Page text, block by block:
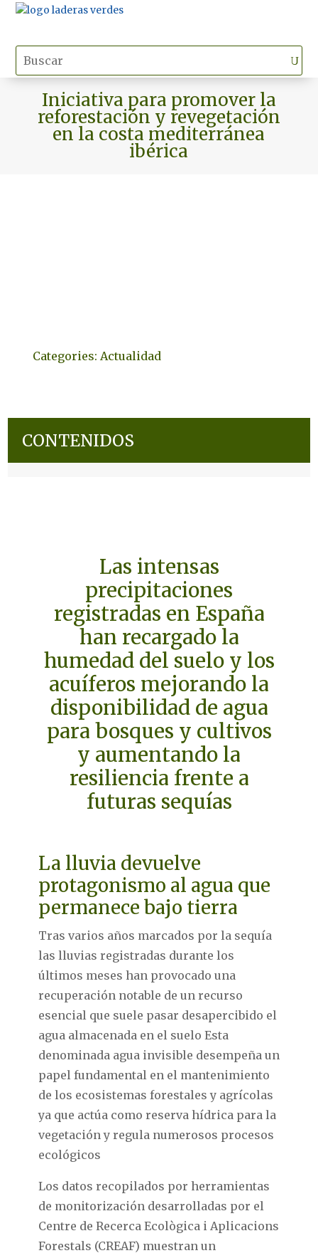
Iniciativa para promover la
reforestación y revegetación
en la costa mediterránea
ibérica
Categories:Actualidad
CONTENIDOS
Las intensas
precipitaciones
registradas en España
han recargado la
humedad del suelo y los
acuíferos mejorando la
disponibilidad de agua
para bosques y cultivos
y aumentando la
resiliencia frente a
futuras sequías
La lluvia devuelve
protagonismo al agua que
permanece bajo tierra
Tras varios años marcados por la sequía
las lluvias registradas durante los
últimos meses han provocado una
recuperación notable de un recurso
esencial que suele pasar desapercibido el
agua almacenada en el suelo Esta
denominada agua invisible desempeña un
papel fundamental en el mantenimiento
de los ecosistemas forestales y agrícolas
ya que actúa como reserva hídrica para la
vegetación y regula numerosos procesos
ecológicos
Los datos recopilados por herramientas
de monitorización desarrolladas por el
Centre de Recerca Ecològica i Aplicacions
Forestals (CREAF) muestran un